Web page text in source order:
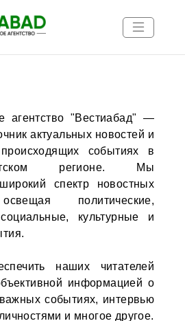
агентство "Вестиабад" —
актуальных новостей и
событиях в
регионе. Мы
спектр новостных
политические,
культурные и
наших читателей
информацией о
событиях, интервью
и многое другое.